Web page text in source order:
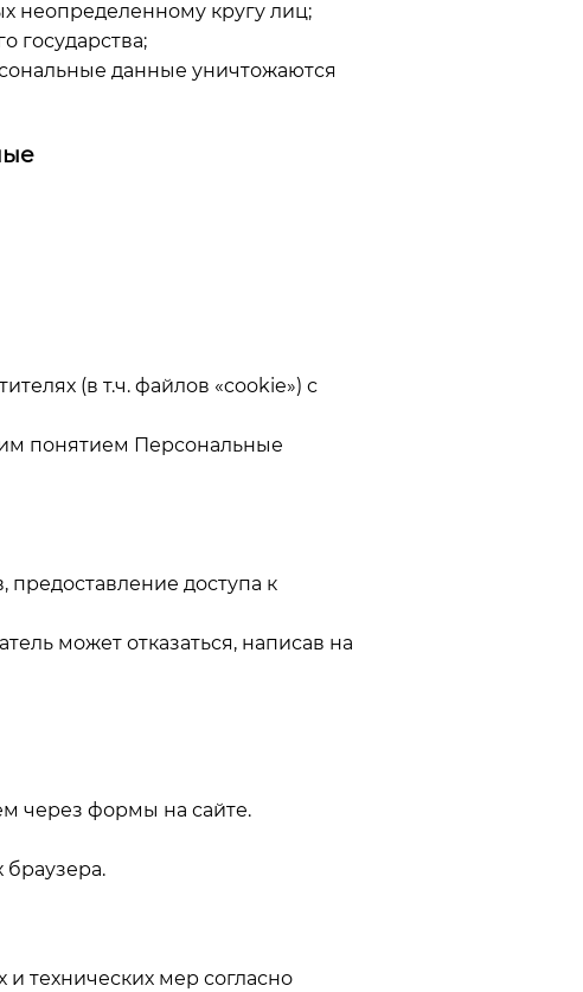
неопределенному кругу лиц;
государства;
данные уничтожаются
(в т.ч. файлов «cookie») с
понятием Персональные
доступа к
может отказаться, написав на
через формы на сайте.
браузера.
технических мер согласно